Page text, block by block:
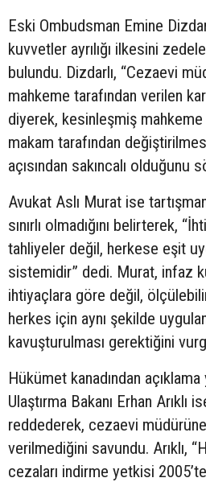
Eski Ombudsman Emine
kuvvetler ayrılığı ilkesini
bulundu. Dizdarlı, “Cezaevi
mahkeme tarafından verilen
diyerek, kesinleşmiş mahkeme
makam tarafından
açısından sakıncalı olduğunu
Avukat Aslı Murat ise
sınırlı olmadığını belirterek,
tahliyeler değil, herkese eşit
sistemidir” dedi. Murat, infaz
ihtiyaçlara göre değil,
herkes için aynı şekilde
kavuşturulması gerektiğini
Hükümet kanadından
Ulaştırma Bakanı Erhan Arıklı
reddederek, cezaevi
verilmediğini savundu. Arıklı,
cezaları indirme yetkisi